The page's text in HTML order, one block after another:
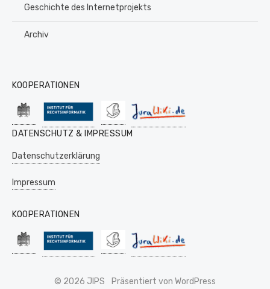
Geschichte des Internetprojekts
Archiv
KOOPERATIONEN
DATENSCHUTZ & IMPRESSUM
Datenschutzerklärung
Impressum
KOOPERATIONEN
© 2026 JIPS Präsentiert von WordPress